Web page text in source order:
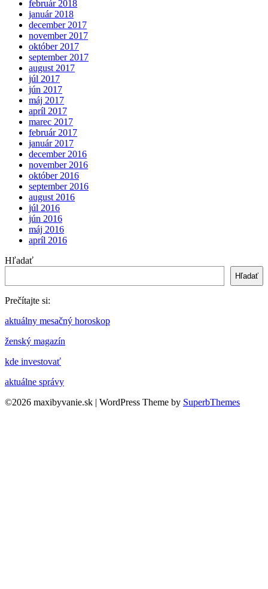
február 2018
január 2018
december 2017
november 2017
október 2017
september 2017
august 2017
júl 2017
jún 2017
máj 2017
apríl 2017
marec 2017
február 2017
január 2017
december 2016
november 2016
október 2016
september 2016
august 2016
júl 2016
jún 2016
máj 2016
apríl 2016
Hľadať
Hľadať
Prečítajte si:
aktuálny mesačný horoskop
ženský magazín
kde investovať
aktuálne správy
©2026 maxibyvanie.sk | WordPress Theme by SuperbThemes